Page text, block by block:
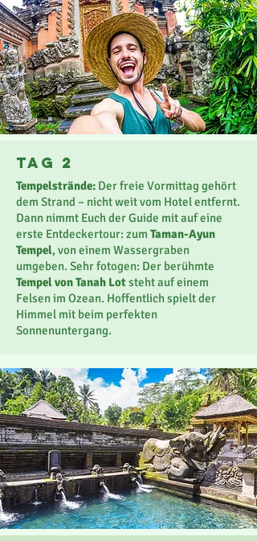
TaG 2
Tempelstrände: Der freie Vormittag gehört
dem Strand – nicht weit vom Hotel entfernt.
Dann nimmt Euch der Guide mit auf eine
erste Entdeckertour: zum Taman-Ayun
Tempel, von einem Wassergraben
umgeben. Sehr fotogen: Der berühmte
Tempel von Tanah Lotsteht auf einem
Felsen im Ozean. Hoffentlich spielt der
Himmel mit beim perfekten
Sonnenuntergang.